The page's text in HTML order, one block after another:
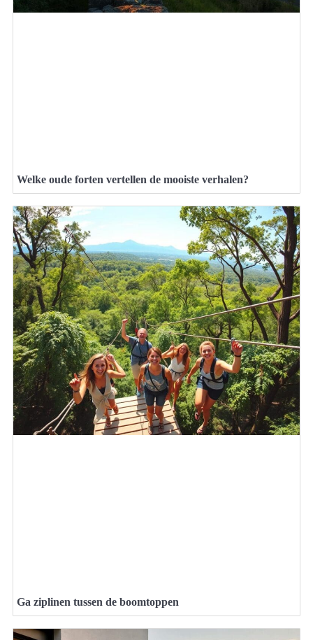
Welke oude forten vertellen de mooiste verhalen?
Ga ziplinen tussen de boomtoppen